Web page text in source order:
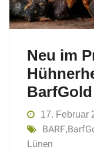
Neu im
BarfGold
17. Februar
BARF,
Lünen